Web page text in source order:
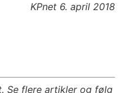
KPnet 6. april 2018
Se flere artikler og følg